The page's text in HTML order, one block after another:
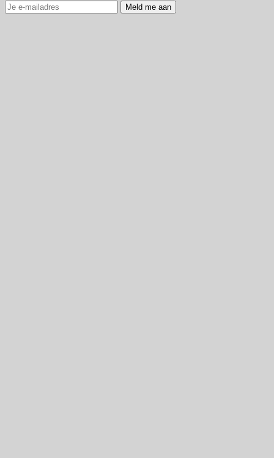
Meld me aan